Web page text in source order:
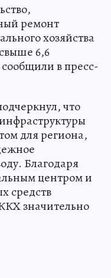
ремонт
хозяйства
6,6
в пресс-
что
для региона,
Благодаря
центром и
средств
значительно